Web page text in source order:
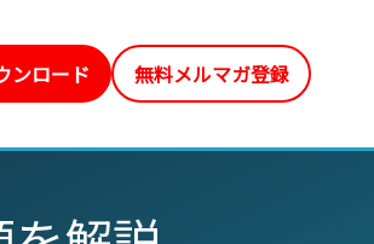
ンロード 無料メルマガ登録